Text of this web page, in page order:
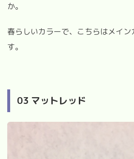
か。
春らしいカラーで、こちらはメイ
す。
03 マットレッド